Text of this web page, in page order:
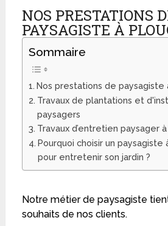
NOS PRESTATIONS
PAYSAGISTE À
Sommaire
Nos prestations de paysagiste
Travaux de plantations et
paysagers
Travaux d’entretien paysager
Pourquoi choisir un paysagiste
pour entretenir son jardin ?
Notre métier de paysagiste
souhaits de nos clients.